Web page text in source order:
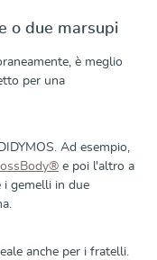
o due marsupi
è meglio
per una
Ad esempio,
e poi l'altro a
i gemelli in due
anche per i fratelli.